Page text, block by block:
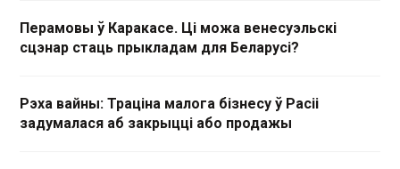
Перамовы ў Каракасе. Ці можа венесуэльскі
сцэнар стаць прыкладам для Беларусі?
Рэха вайны: Траціна малога бізнесу ў Расіі
задумалася аб закрыцці або продажы